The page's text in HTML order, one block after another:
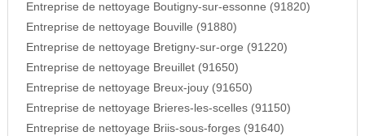
Entreprise de nettoyage Boutigny-sur-essonne (91820)
Entreprise de nettoyage Bouville (91880)
Entreprise de nettoyage Bretigny-sur-orge (91220)
Entreprise de nettoyage Breuillet (91650)
Entreprise de nettoyage Breux-jouy (91650)
Entreprise de nettoyage Brieres-les-scelles (91150)
Entreprise de nettoyage Briis-sous-forges (91640)